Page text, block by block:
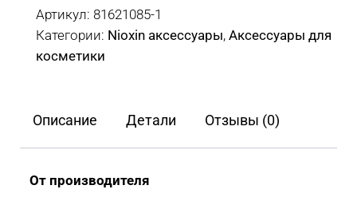
белая
для
Артикул: 81621085-1
Категории: Nioxin аксессуары, Аксессуары для
косметики
Описание Детали Отзывы (0)
От производителя